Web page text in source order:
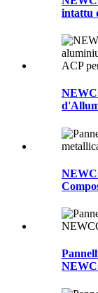
intattu